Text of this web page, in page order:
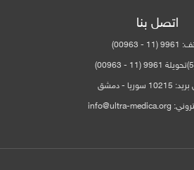
اتصل بنا
info@ultra-medica.org